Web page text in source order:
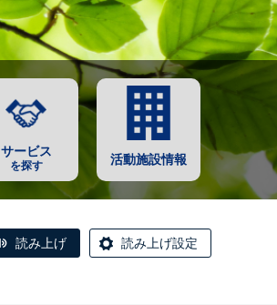
サービス
を探す 活動施設情報
読み上げ 読み上げ設定